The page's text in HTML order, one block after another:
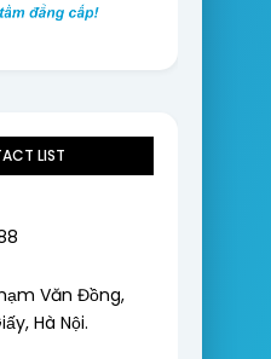
LIST
Văn Đồng,
Hà Nội.